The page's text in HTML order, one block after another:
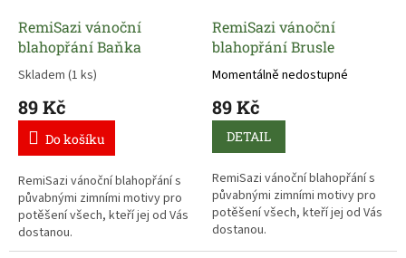
ů
d
u
k
ů
RemiSazi vánoční
blahopřání Baňka
Skladem (1 ks)
89 Kč
Do košíku
RemiSazi vánoční blahopřání s
půvabnými zimními motivy pro
potěšení všech, kteří jej od Vás
dostanou.
RemiSazi vánoční
blahopřání Brusle
Momentálně nedostupné
89 Kč
DETAIL
RemiSazi vánoční blahopřání s
půvabnými zimními motivy pro
potěšení všech, kteří jej od Vás
dostanou.